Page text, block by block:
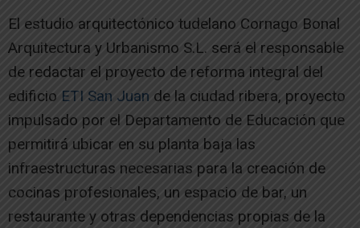
El estudio arquitectónico tudelano Cornago Bonal
Arquitectura y Urbanismo S.L. será el responsable
de redactar el proyecto de reforma integral del
edificio ETI San Juan de la ciudad ribera, proyecto
impulsado por el Departamento de Educación que
permitirá ubicar en su planta baja las
infraestructuras necesarias para la creación de
cocinas profesionales, un espacio de bar, un
restaurante y otras dependencias propias de la